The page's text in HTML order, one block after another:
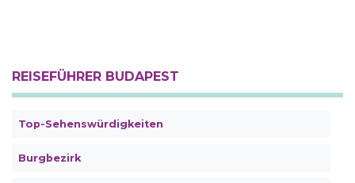
REISEFÜHRER BUDAPEST
Top-Sehenswürdigkeiten
Burgbezirk